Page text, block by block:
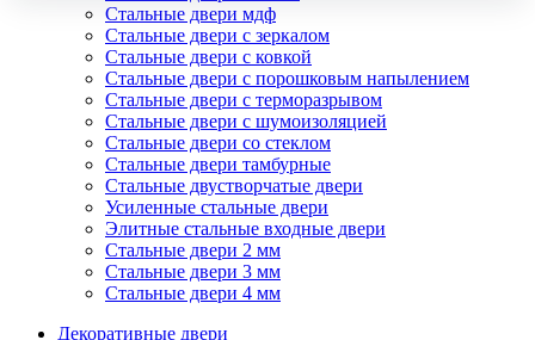
Стальные двери мдф
Стальные двери с зеркалом
Стальные двери с ковкой
Стальные двери с порошковым напылением
Стальные двери с терморазрывом
Стальные двери с шумоизоляцией
Стальные двери со стеклом
Стальные двери тамбурные
Стальные двустворчатые двери
Усиленные стальные двери
Элитные стальные входные двери
Стальные двери 2 мм
Стальные двери 3 мм
Стальные двери 4 мм
Декоративные двери
использования систем аналитики (например,
Яндекс.Метрика), в соответствии с нашей
обработки персональных данных.
Если вы не хотите, чтобы ваши данные обрабатывались,
настройте ограничения в браузере или покиньте сайт.